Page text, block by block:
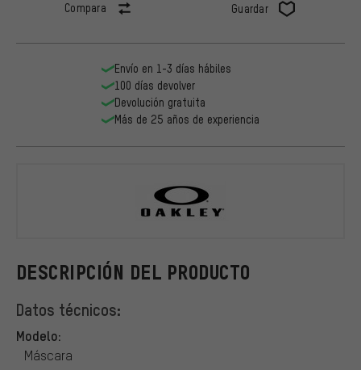
Compara Guardar
DESCRIPCIÓN DEL PRODUCTO
Datos técnicos:
Modelo:
Máscara
Envío en 1-3 días hábiles
100 días devolver
Devolución gratuita
Más de 25 años de experiencia